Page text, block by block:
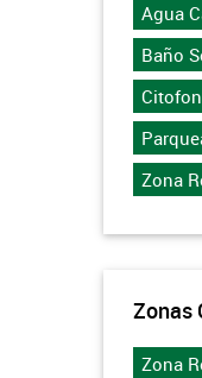
Agua
Baño
Zona
Zonas
Zona